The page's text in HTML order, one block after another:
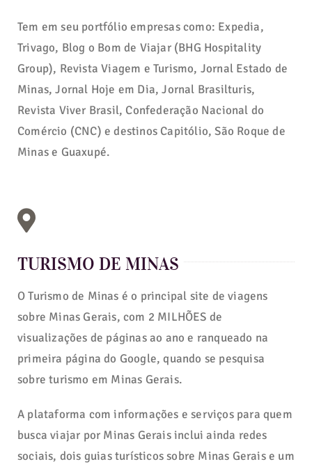
Tem em seu portfólio empresas como: Expedia,
Trivago, Blog o Bom de Viajar (BHG Hospitality
Group), Revista Viagem e Turismo, Jornal Estado de
Minas, Jornal Hoje em Dia, Jornal Brasilturis,
Revista Viver Brasil, Confederação Nacional do
Comércio (CNC) e destinos Capitólio, São Roque de
Minas e Guaxupé.
TURISMO DE MINAS
O Turismo de Minas é o principal site de viagens
sobre Minas Gerais, com 2 MILHÕES de
visualizações de páginas ao ano e ranqueado na
primeira página do Google, quando se pesquisa
sobre turismo em Minas Gerais.
A plataforma com informações e serviços para quem
busca viajar por Minas Gerais inclui ainda redes
sociais, dois guias turísticos sobre Minas Gerais e um